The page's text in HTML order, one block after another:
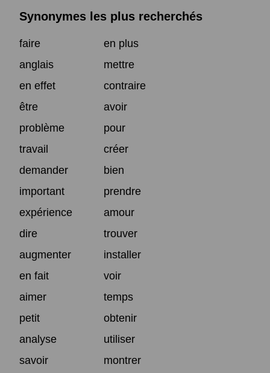
Synonymes les plus recherchés
faire
en plus
anglais
mettre
en effet
contraire
être
avoir
problème
pour
travail
créer
demander
bien
important
prendre
expérience
amour
dire
trouver
augmenter
installer
en fait
voir
aimer
temps
petit
obtenir
analyse
utiliser
savoir
montrer